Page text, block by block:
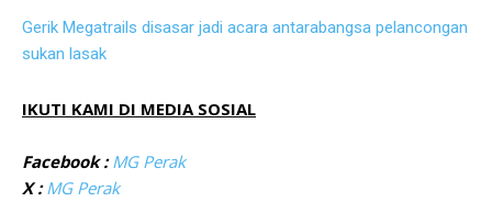
Gerik Megatrails disasar jadi acara antarabangsa pelancongan
sukan lasak
IKUTI KAMI DI MEDIA SOSIAL
Facebook : MG Perak
X : MG Perak